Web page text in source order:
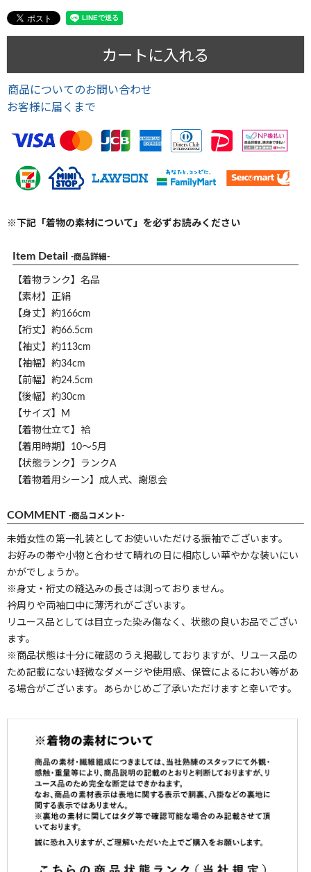
カートに入れる
商品についてのお問い合わせ
お客様に届くまで
※下記「着物の素材について」を必ずお読みください
Item Detail -商品詳細-
【着物ランク】名品
【素材】正絹
【身丈】約166cm
【裄丈】約66.5cm
【袖丈】約113cm
【袖幅】約34cm
【前幅】約24.5cm
【後幅】約30cm
【サイズ】M
【着物仕立て】袷
【着用時期】10～5月
【状態ランク】ランクA
【着物着用シーン】成人式、謝恩会
COMMENT -商品コメント-
未婚女性の第一礼装としてお使いいただける振袖でございます。
お好みの帯や小物と合わせて晴れの日に相応しい華やかな装いにい
かがでしょうか。
※身丈・裄丈の縫込みの長さは測っておりません。
衿周りや両袖口中に薄汚れがございます。
リユース品としては目立った染み傷なく、状態の良いお品でござい
ます。
※商品状態は十分に確認のうえ掲載しておりますが、リユース品の
ため記載にない軽微なダメージや使用感、保管によるにおい等があ
る場合がございます。あらかじめご了承いただけますと幸いです。